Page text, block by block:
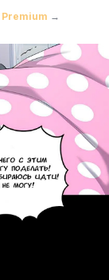
Premium →